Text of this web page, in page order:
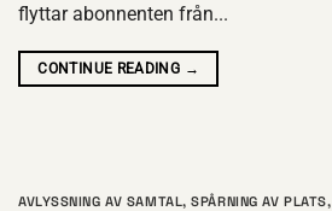
flyttar abonnenten från...
CONTINUE READING →
AVLYSSNING AV SAMTAL,SPÅRNING AV PLATS,